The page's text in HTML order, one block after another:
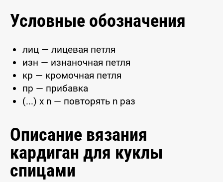
Условные обозначения
лиц — лицевая петля
изн — изнаночная петля
кр — кромочная петля
пр — прибавка
(...) x n — повторять n раз
Описание вязания
кардиган для куклы
спицами